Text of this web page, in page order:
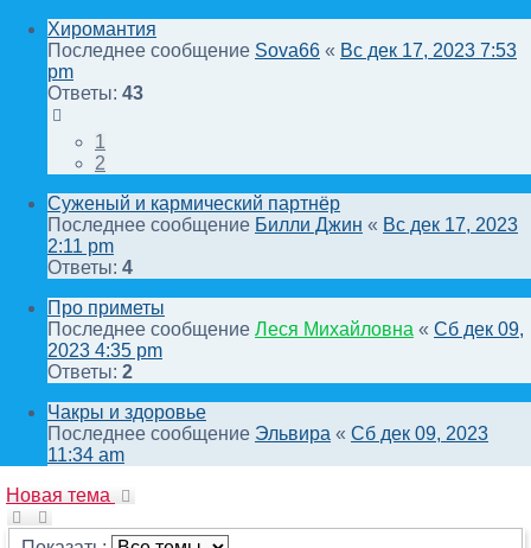
Хиромантия
Последнее сообщение Sova66 « Вс дек 17, 2023 7:53
pm
Ответы: 43
1
2
Суженый и кармический партнёр
Последнее сообщение Билли Джин « Вс дек 17, 2023
2:11 pm
Ответы: 4
Про приметы
Последнее сообщение Леся Михайловна « Сб дек 09,
2023 4:35 pm
Ответы: 2
Чакры и здоровье
Последнее сообщение Эльвира « Сб дек 09, 2023
11:34 am
Новая тема